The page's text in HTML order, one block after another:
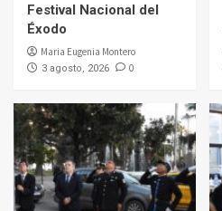
Festival Nacional del
Éxodo
Maria Eugenia Montero
3 agosto, 2026 0